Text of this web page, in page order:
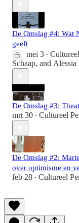
De Omslag #4: Wat
geeft
mei 3 •
Schaap, and Alessia
De Omslag #3:
mrt 30 • Cultureel
De Omslag #2:
over optimisme en
feb 28 • Cultureel